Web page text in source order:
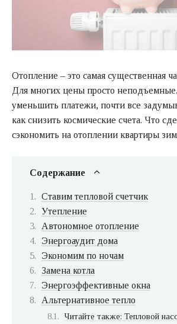
Отопление – это самая существенная
Для многих цены просто
уменьшить платежи, почти все
как снизить космические счета. Что
сэкономить на отоплении квартиры
Содержание
Ставим тепловой счетчик
Утепление
Автономное отопление
Энергоаудит дома
Экономим по ночам
Замена котла
Энергоэффективные окна
Альтернативное тепло
Читайте также: Тепловой